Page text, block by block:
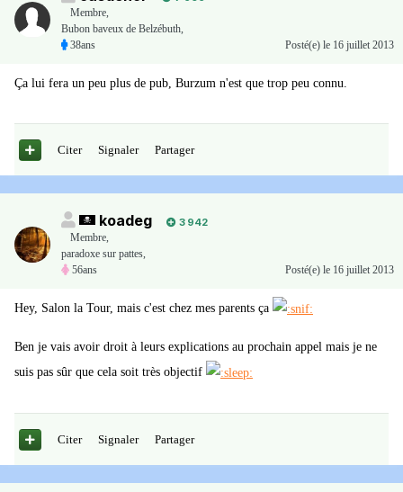
Membre,
Bubon baveux de Belzébuth,
38ans
Posté(e) le 16 juillet 2013
Ça lui fera un peu plus de pub, Burzum n'est que trop peu connu.
Citer Signaler Partager
koadeg
3 942
Membre,
paradoxe sur pattes,
56ans
Posté(e) le 16 juillet 2013
Hey, Salon la Tour, mais c'est chez mes parents ça
Ben je vais avoir droit à leurs explications au prochain appel mais je ne
suis pas sûr que cela soit très objectif
Citer Signaler Partager